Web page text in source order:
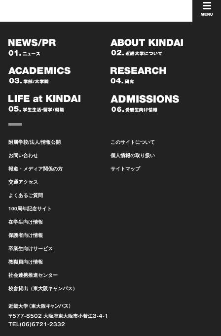
附属学校/法人/情報公開
お問い合わせ
報道・メディア関係の方
交通アクセス
よくあるご質問
100周年記念サイト
在学生向け情報
保護者向け情報
卒業生向けサービス
教職員向け情報
社会連携推進センター
校舎貸出（東大阪キャンパス）
このサイトについて
個人情報の取り扱い
サイトマップ
近畿大学（東大阪キャンパス）
〒577-8502 大阪府東大阪市小若江3-4-1
TEL(06)6721-2332